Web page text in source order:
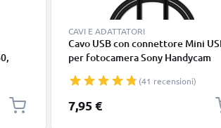
AV
CAVI E ADATTATORI
Cavo USB con connettore Mini
per fotocamera Sony Handycam
DVD110 Filo lungo 1m ricarica 1A
cavetto dati in piacevole PVC
(41 recensioni)
7,95 €